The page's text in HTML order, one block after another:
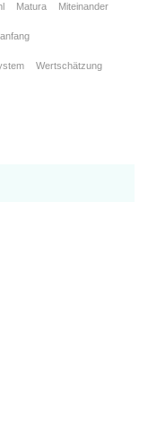
Matura Miteinander
Wertschätzung